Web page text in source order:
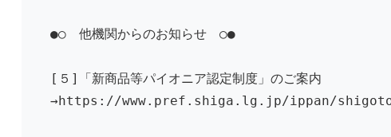
●○ 他機関からのお知らせ ○●
[５]「新商品等パイオニア認定制度」のご案内
→https://www.pref.shiga.lg.jp/ippan/